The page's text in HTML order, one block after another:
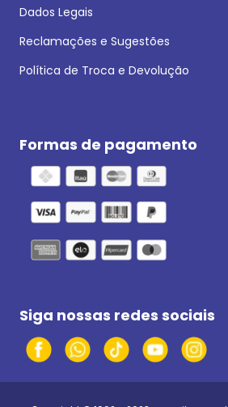
Dados Legais
Reclamações e Sugestões
Política de Troca e Devolução
Formas de pagamento
Siga nossas redes sociais